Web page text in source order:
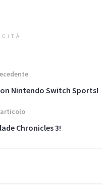
Nintendo Switch Sports!
Chronicles 3!